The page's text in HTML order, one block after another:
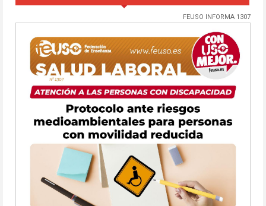
FEUSO INFORMA 1307